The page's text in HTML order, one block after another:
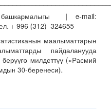
башкармалыгы | e-mail:
+ 996 (312) 324655
маалыматтарын
пайдаланууда
милдеттүү («Расмий
30-беренеси).